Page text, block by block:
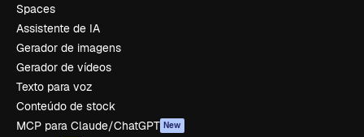
Spaces
Assistente de IA
Gerador de imagens
Gerador de vídeos
Texto para voz
Conteúdo de stock
MCP para Claude/ChatGPT New